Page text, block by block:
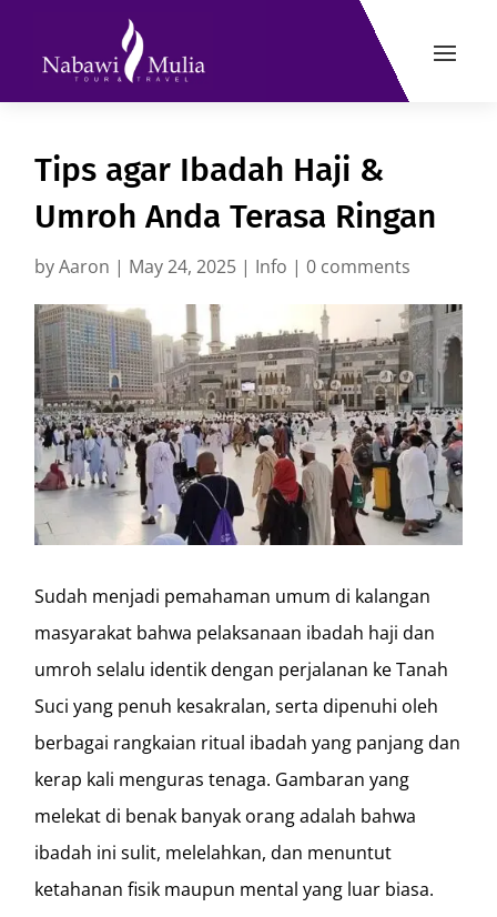
Tips agar Ibadah Haji &
Umroh Anda Terasa Ringan
byAaron | May 24, 2025 | Info |0 comments
Sudah menjadi pemahaman umum di kalangan
masyarakat bahwa pelaksanaan ibadah haji dan
umroh selalu identik dengan perjalanan ke Tanah
Suci yang penuh kesakralan, serta dipenuhi oleh
berbagai rangkaian ritual ibadah yang panjang dan
kerap kali menguras tenaga. Gambaran yang
melekat di benak banyak orang adalah bahwa
ibadah ini sulit, melelahkan, dan menuntut
ketahanan fisik maupun mental yang luar biasa.